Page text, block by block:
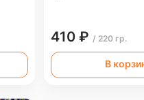
410 ₽ / 220 гр.
В